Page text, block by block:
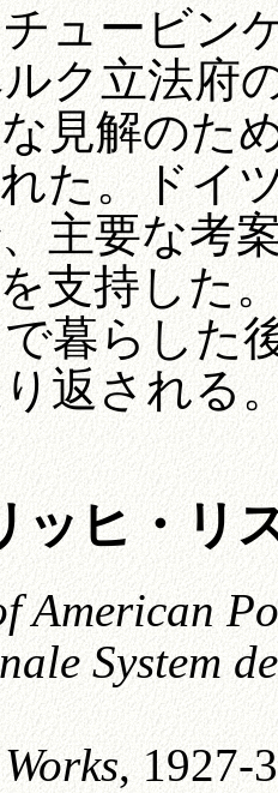
ービン
ク立法府
見解のた
た。ドイ
主要な考
支持した
暮らした
返される
ッヒ・リ
American
System
, 1927-